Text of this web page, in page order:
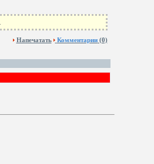
Напечатать Комментарии(0)